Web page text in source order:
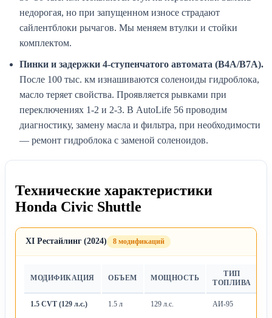
недорогая, но при запущенном износе страдают
сайлентблоки рычагов. Мы меняем втулки и стойки
комплектом.
Пинки и задержки 4-ступенчатого автомата (B4A/B7A).
После 100 тыс. км изнашиваются соленоиды гидроблока,
масло теряет свойства. Проявляется рывками при
переключениях 1-2 и 2-3. В AutoLife 56 проводим
диагностику, замену масла и фильтра, при необходимости
— ремонт гидроблока с заменой соленоидов.
Технические характеристики
Honda Civic Shuttle
XI Рестайлинг (2024) 8 модификаций
МОДИФИКАЦИЯ ОБЪЕМ МОЩНОСТЬ
ТИП
ТОПЛИВА
1.5 CVT (129 л.с.) 1.5 л 129 л.с. АИ-95